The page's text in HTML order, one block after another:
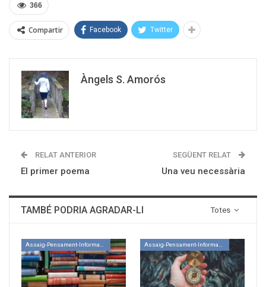
366
Compartir Facebook Twitter
Àngels S. Amorós
RELAT ANTERIOR
El primer poema
SEGÜENT RELAT
Una veu necessària
Totes
TAMBÉ PODRIA AGRADAR-LI
Assaig-Pensament-Informació Assaig-Pensament-Informació